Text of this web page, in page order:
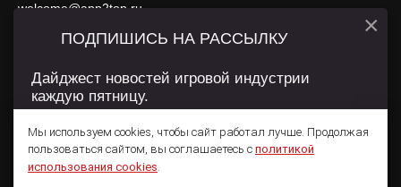
welcome@app2top.ru
При использовании материалов активная ссылка на
Сайт использует IP адреса, cookie, данные геолокации
использования содержатся вПолитике конфиденциальностии
Пользовательском соглашении .
Мы используем cookies, чтобы сайт работал лучше. Продолжая
пользоваться сайтом, вы соглашаетесь с политикой
использования cookies.
ПОДПИШИСЬ НА РАССЫЛКУ
Дайджест новостей игровой индустрии
каждую пятницу.
×